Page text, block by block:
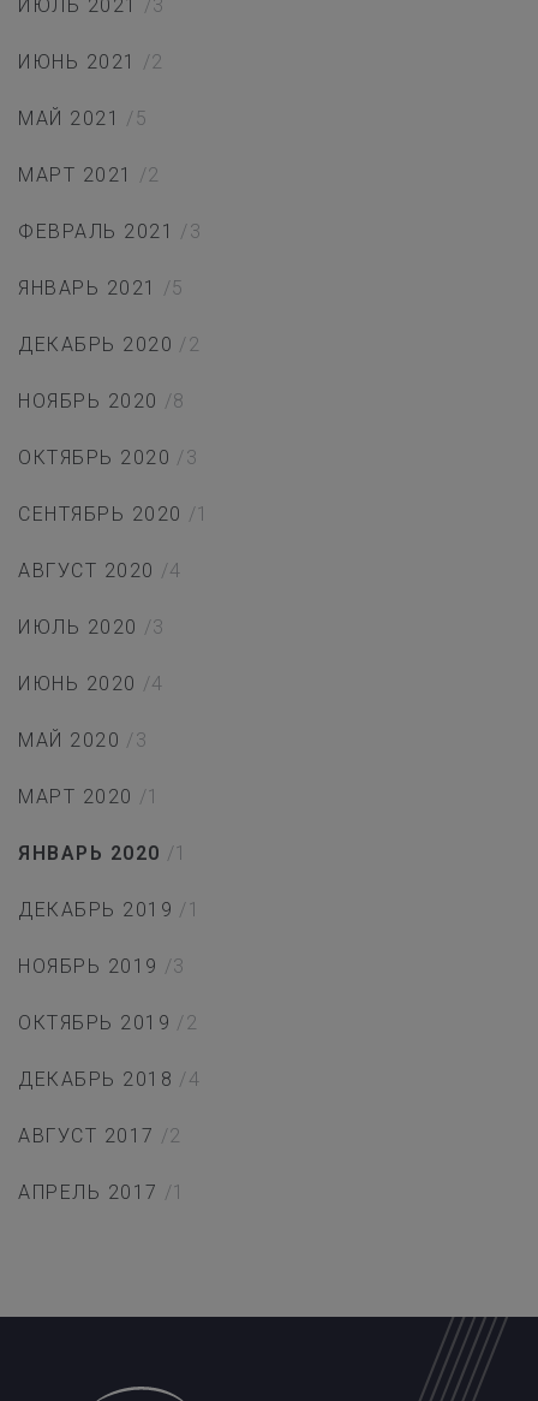
ИЮЛЬ 2021 /3
ИЮНЬ 2021 /2
МАЙ 2021 /5
МАРТ 2021 /2
ФЕВРАЛЬ 2021 /3
ЯНВАРЬ 2021 /5
ДЕКАБРЬ 2020 /2
НОЯБРЬ 2020 /8
ОКТЯБРЬ 2020 /3
СЕНТЯБРЬ 2020 /1
АВГУСТ 2020 /4
ИЮЛЬ 2020 /3
ИЮНЬ 2020 /4
МАЙ 2020 /3
МАРТ 2020 /1
ЯНВАРЬ 2020 /1
ДЕКАБРЬ 2019 /1
НОЯБРЬ 2019 /3
ОКТЯБРЬ 2019 /2
ДЕКАБРЬ 2018 /4
АВГУСТ 2017 /2
АПРЕЛЬ 2017 /1